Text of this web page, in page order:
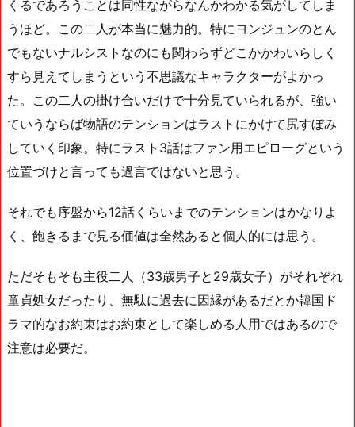
くるであろうことは同性ながらなんかわかる気がしてしま
うほど。この二人が本当に魅力的。特にヨンジュンのとん
でもないナルシストなのにも関わらずどこかかわいらしく
すら見えてしまうという不思議なキャラクターがよかっ
た。この二人の掛け合いだけで十分見ていられるが、強い
ていうならば物語のテンションはラストにかけて尻すぼみ
していく印象。特にラスト3話はファン用エピローグという
位置づけと言っても過言ではないと思う。
それでも序盤から12話くらいまでのテンションはかなりよ
く、飽きるまで見る価値は全然あると個人的には思う。
ただそもそも主役二人（33歳男子と29歳女子）がそれぞれ
童貞処女だったり、無駄に過去に因縁があるだとか韓国ド
ラマ的なお約束はお約束として楽しめる人用ではあるので
注意は必要だ。